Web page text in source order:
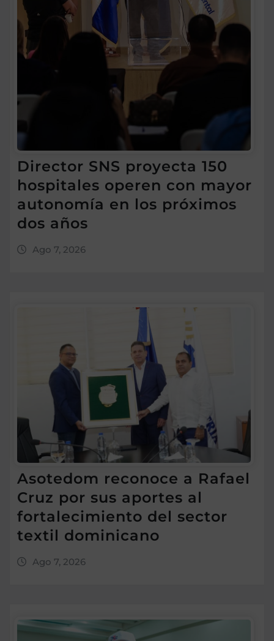
Director SNS proyecta 150
hospitales operen con mayor
autonomía en los próximos
dos años
Ago 7, 2026
Asotedom reconoce a Rafael
Cruz por sus aportes al
fortalecimiento del sector
textil dominicano
Ago 7, 2026